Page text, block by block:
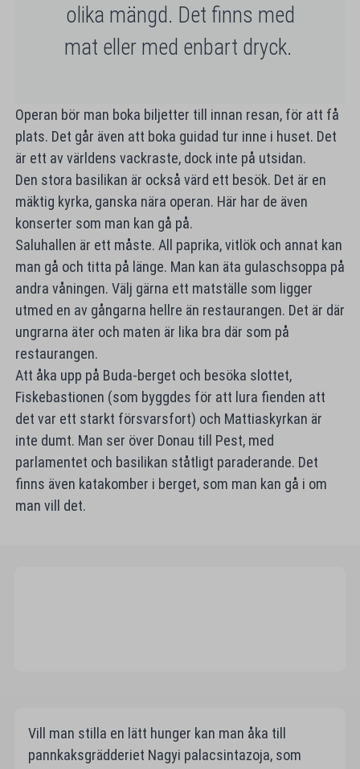
olika mängd. Det finns med
mat eller med enbart dryck.
Operan bör man boka biljetter till innan resan, för att få
plats. Det går även att boka guidad tur inne i huset. Det
är ett av världens vackraste, dock inte på utsidan.
Den stora basilikan är också värd ett besök. Det är en
mäktig kyrka, ganska nära operan. Här har de även
konserter som man kan gå på.
Saluhallen är ett måste. All paprika, vitlök och annat kan
man gå och titta på länge. Man kan äta gulaschsoppa på
andra våningen. Välj gärna ett matställe som ligger
utmed en av gångarna hellre än restaurangen. Det är där
ungrarna äter och maten är lika bra där som på
restaurangen.
Att åka upp på Buda-berget och besöka slottet,
Fiskebastionen (som byggdes för att lura fienden att
det var ett starkt försvarsfort) och Mattiaskyrkan är
inte dumt. Man ser över Donau till Pest, med
parlamentet och basilikan ståtligt paraderande. Det
finns även katakomber i berget, som man kan gå i om
man vill det.
Vill man stilla en lätt hunger kan man åka till
pannkaksgrädderiet Nagyi palacsintazoja, som